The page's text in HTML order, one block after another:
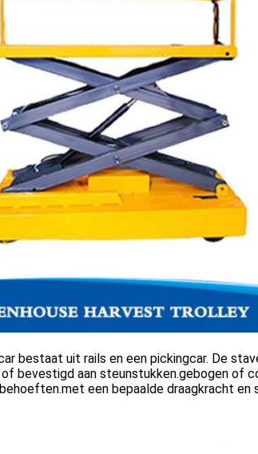
bestaat uit rails en een pickingcar. De
bevestigd aan steunstukken.gebogen of
een bepaalde draagkracht en